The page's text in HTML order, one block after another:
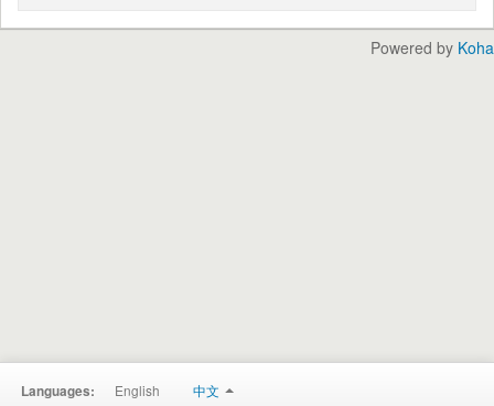
Powered by Koha
Languages: English 中文